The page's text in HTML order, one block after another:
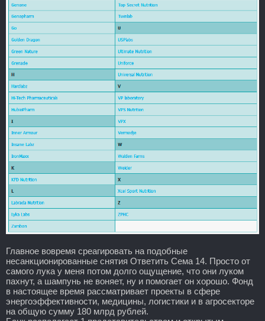
Главное вовремя среагировать на подобные
несанкционированные снятия Ответить Сема 14. Просто от
самого лука у меня потом долго ощущение, что они луком
пахнут, а шампунь не воняет, ну и помогает он хорошо. Фонд
в настоящее время рассматривает проекты в сфере
энергоэффективности, медицины, логистики и в агросекторе
на общую сумму 180 млрд рублей.